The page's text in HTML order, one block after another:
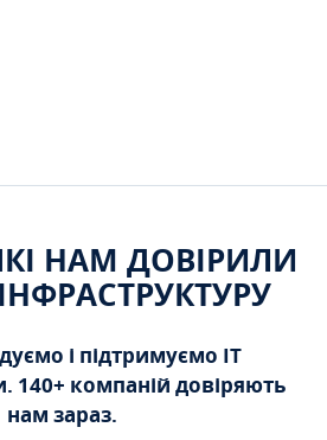
НАМ ДОВІРИЛИ
і підтримуємо ІТ
140+ компаній довіряють
нам зараз.